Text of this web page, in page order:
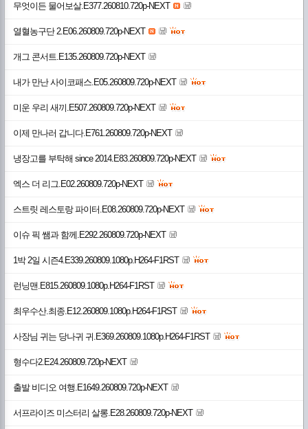
무엇이든 물어보살.E377.260810.720p-NEXT
열혈농구단 2.E06.260809.720p-NEXT
개그 콘서트.E135.260809.720p-NEXT
내가 만난 사이코패스.E05.260809.720p-NEXT
미운 우리 새끼.E507.260809.720p-NEXT
이제 만나러 갑니다.E761.260809.720p-NEXT
냉장고를 부탁해 since 2014.E83.260809.720p-NEXT
엑스 더 리그.E02.260809.720p-NEXT
스트릿 레스토랑 파이터.E08.260809.720p-NEXT
이슈 픽 쌤과 함께.E292.260809.720p-NEXT
1박 2일 시즌4.E339.260809.1080p.H264-F1RST
런닝맨.E815.260809.1080p.H264-F1RST
최우수산.최종.E12.260809.1080p.H264-F1RST
사장님 귀는 당나귀 귀.E369.260809.1080p.H264-F1RST
형수다2.E24.260809.720p-NEXT
출발 비디오 여행.E1649.260809.720p-NEXT
서프라이즈 미스터리 살롱.E28.260809.720p-NEXT